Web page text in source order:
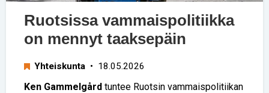
Ruotsissa vammaispolitiikka
on mennyt taaksepäin
Yhteiskunta • 18.05.2026
Ken Gammelgård tuntee Ruotsin vammaispolitiikan